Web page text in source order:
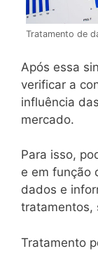
Tratamento de
Após essa
verificar a
influência
mercado.
Para isso,
e em função
dados e
tratamentos,
Tratamento